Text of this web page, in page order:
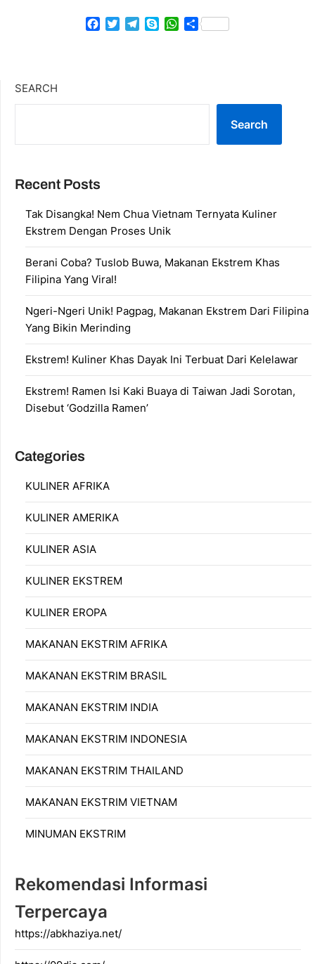
Facebook
TwitterTelegram
SkypeWhatsApp
Share
SEARCH
Search
Recent Posts
Tak Disangka! Nem Chua Vietnam Ternyata Kuliner
Ekstrem Dengan Proses Unik
Berani Coba? Tuslob Buwa, Makanan Ekstrem Khas
Filipina Yang Viral!
Ngeri-Ngeri Unik! Pagpag, Makanan Ekstrem Dari Filipina
Yang Bikin Merinding
Ekstrem! Kuliner Khas Dayak Ini Terbuat Dari Kelelawar
Ekstrem! Ramen Isi Kaki Buaya di Taiwan Jadi Sorotan,
Disebut ‘Godzilla Ramen’
Categories
KULINER AFRIKA
KULINER AMERIKA
KULINER ASIA
KULINER EKSTREM
KULINER EROPA
MAKANAN EKSTRIM AFRIKA
MAKANAN EKSTRIM BRASIL
MAKANAN EKSTRIM INDIA
MAKANAN EKSTRIM INDONESIA
MAKANAN EKSTRIM THAILAND
MAKANAN EKSTRIM VIETNAM
MINUMAN EKSTRIM
Rekomendasi Informasi
Terpercaya
https://abkhaziya.net/